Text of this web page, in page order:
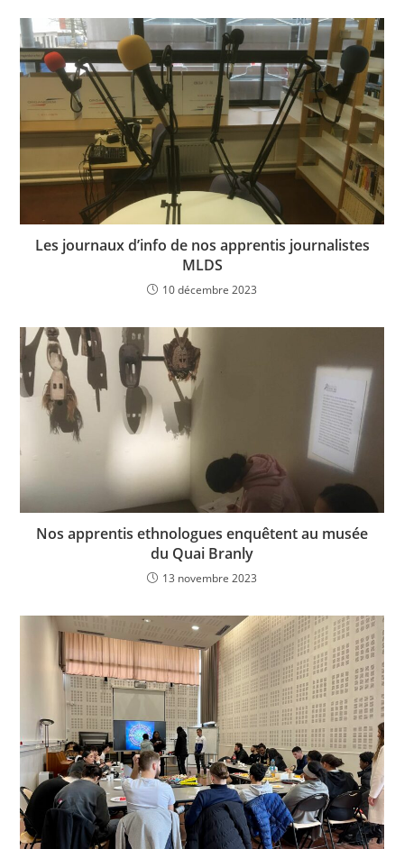
Les journaux d’info de nos apprentis journalistes
MLDS
10 décembre 2023
Nos apprentis ethnologues enquêtent au musée
du Quai Branly
13 novembre 2023